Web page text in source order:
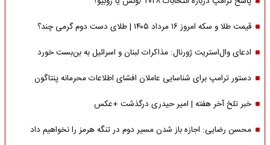
قیمت طلا و سکه امروز ۱۶ مرداد ۱۴۰۵ | طلای دست دوم گرمی چند؟
ادعای وال‌استریت ژورنال: مذاکرات لبنان و اسرائیل به بن‌بست خورد
دستور ترامپ برای شناسایی عاملان افشای اطلاعات محرمانه پنتاگون
خبر تلخ آخر هفته | امیر حیدری درگذشت +عکس
محسن رضایی: اجازه باز شدن مسیر دوم در تنگه هرمز را نخواهیم داد